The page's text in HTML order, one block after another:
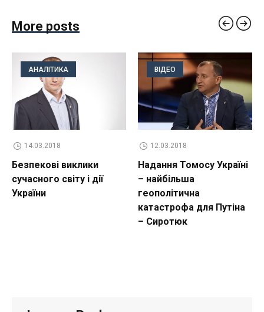
More posts
АНАЛІТИКА
14.03.2018
Безпекові виклики
сучасного світу і дії
України
ВІДЕО
12.03.2018
Надання Томосу Україні
– найбільша
геополітична
катастрофа для Путіна
– Сиротюк